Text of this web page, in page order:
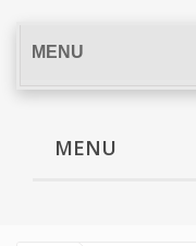
MENU
MENU